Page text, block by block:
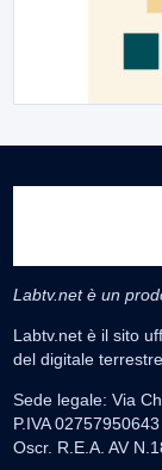
Labtv.net è un
Labtv.net è il sito
del digitale
Sede legale: Via
P.IVA 02757950643
Oscr. R.E.A. AV